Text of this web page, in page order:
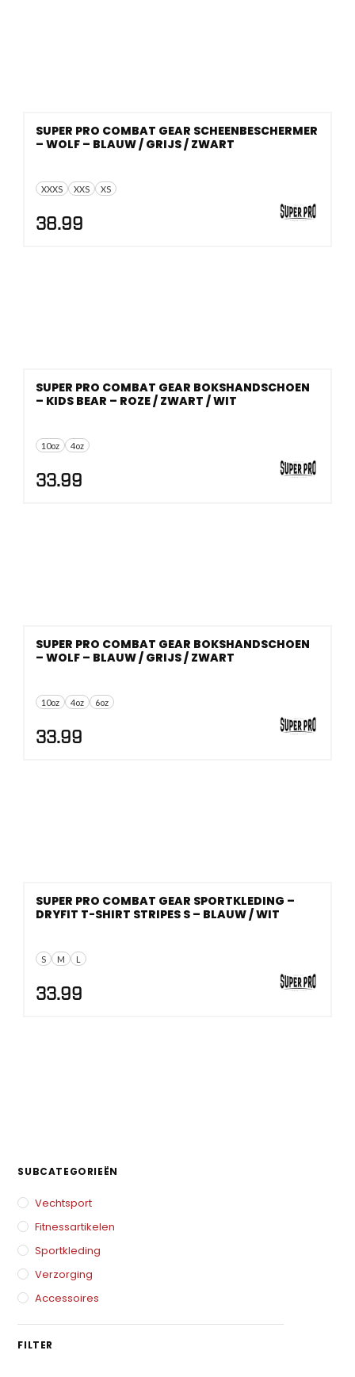
XXXS XXS XS
SUPER PRO COMBAT GEAR SCHEENBESCHERMER
– WOLF – BLAUW / GRIJS / ZWART
38.99
10oz 4oz
SUPER PRO COMBAT GEAR BOKSHANDSCHOEN
– KIDS BEAR – ROZE / ZWART / WIT
33.99
10oz 4oz 6oz
SUPER PRO COMBAT GEAR BOKSHANDSCHOEN
– WOLF – BLAUW / GRIJS / ZWART
33.99
S M L
SUPER PRO COMBAT GEAR SPORTKLEDING –
DRYFIT T-SHIRT STRIPES S – BLAUW / WIT
33.99
SUBCATEGORIEËN
Vechtsport
Fitnessartikelen
Sportkleding
Verzorging
Accessoires
FILTER